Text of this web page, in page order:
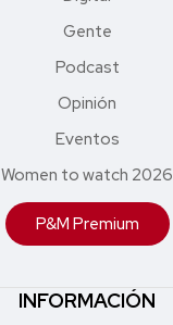
Gente
Podcast
Opinión
Eventos
Women to watch 2026
P&M Premium
INFORMACIÓN